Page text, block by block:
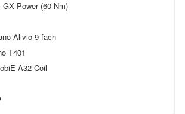
GX Power (60 Nm)
Alivio 9-fach
T401
A32 Coil